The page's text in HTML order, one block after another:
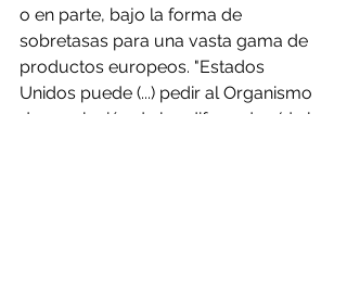
o en parte, bajo la forma de
sobretasas para una vasta gama de
productos europeos. "Estados
Unidos puede (...) pedir al Organismo
de regulación de los diferendos (de la